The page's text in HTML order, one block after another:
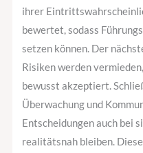
ihrer
bewertet, sodass
setzen können. Der
Risiken werden
bewusst akzeptiert.
Überwachung und
Entscheidungen auch bei
realitätsnah bleiben.